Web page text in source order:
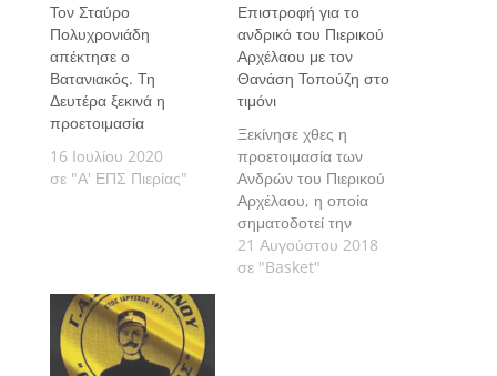
Τον Σταύρο
Πολυχρονιάδη
απέκτησε ο
Βατανιακός. Τη
Δευτέρα ξεκινά η
προετοιμασία
16 Ιουλίου 2020
σε "Α' ΕΠΣ Πιερίας"
Επιστροφή για το
ανδρικό του Πιερικού
Αρχέλαου με τον
Θανάση Τοπούζη στο
τιμόνι
Ξεκίνησε χθες η
προετοιμασία των
Ανδρών του Πιερικού
Αρχέλαου, η οποία
σηματοδοτεί την
επιστροφή του στην
αγωνιστική δράση μετά
21 Αυγούστου 2018
σε "Basket"